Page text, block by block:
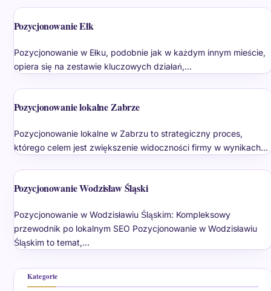
Pozycjonowanie Ełk
Pozycjonowanie w Ełku, podobnie jak w każdym innym mieście,
opiera się na zestawie kluczowych działań,…
Pozycjonowanie lokalne Zabrze
Pozycjonowanie lokalne w Zabrzu to strategiczny proces,
którego celem jest zwiększenie widoczności firmy w wynikach…
Pozycjonowanie Wodzisław Śląski
Pozycjonowanie w Wodzisławiu Śląskim: Kompleksowy
przewodnik po lokalnym SEO Pozycjonowanie w Wodzisławiu
Śląskim to temat,…
Kategorie